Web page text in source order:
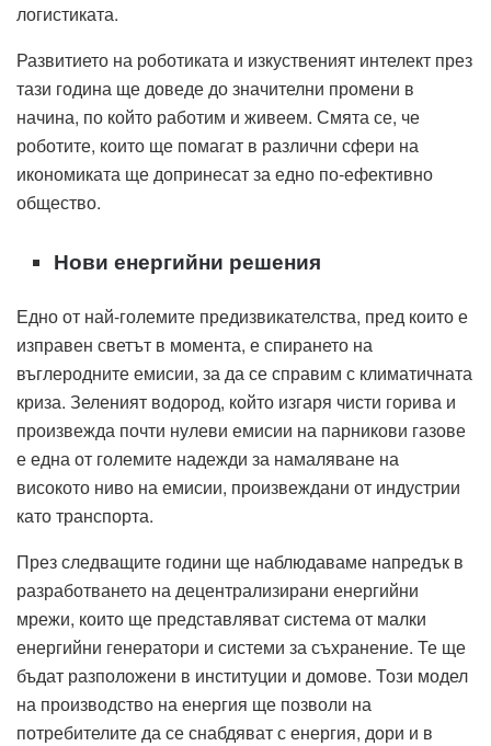
логистиката.
Развитието на роботиката и изкуственият интелект през
тази година ще доведе до значителни промени в
начина, по който работим и живеем. Смята се, че
роботите, които ще помагат в различни сфери на
икономиката ще допринесат за едно по-ефективно
общество.
Нови енергийни решения
Едно от най-големите предизвикателства, пред които е
изправен светът в момента, е спирането на
въглеродните емисии, за да се справим с климатичната
криза. Зеленият водород, който изгаря чисти горива и
произвежда почти нулеви емисии на парникови газове
е една от големите надежди за намаляване на
високото ниво на емисии, произвеждани от индустрии
като транспорта.
През следващите години ще наблюдаваме напредък в
разработването на децентрализирани енергийни
мрежи, които ще представляват система от малки
енергийни генератори и системи за съхранение. Те ще
бъдат разположени в институции и домове. Този модел
на производство на енергия ще позволи на
потребителите да се снабдяват с енергия, дори и в